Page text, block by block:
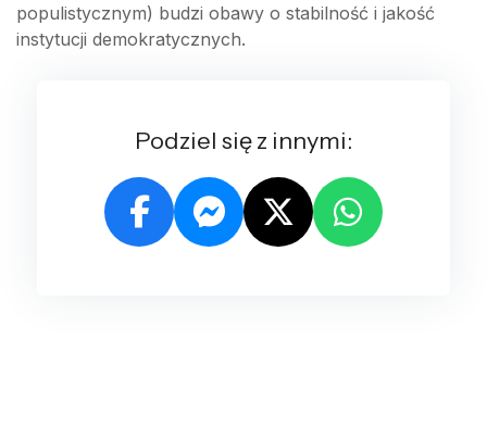
populistycznym) budzi obawy o stabilność i jakość
instytucji demokratycznych.
Podziel się z innymi: